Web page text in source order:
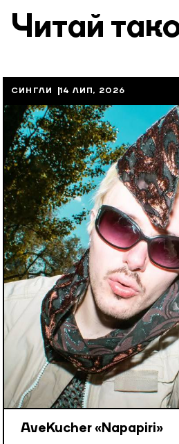
Читай
СИНГЛИ 14 ЛИП, 2026
AveKucher «Napapiri»